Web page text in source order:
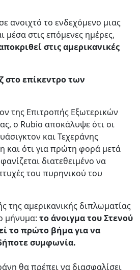
ανοιχτό το ενδεχόμενο μιας
στις επόμενες ημέρες,
στις αμερικανικές
στο επίκεντρο των
της Επιτροπής Εξωτερικών
ο Rubio αποκάλυψε ότι οι
και Τεχεράνης
και ότι για πρώτη φορά μετά
διατεθειμένο να
του πυρηνικού του
της αμερικανικής διπλωματίας
μήνυμα: το άνοιγμα του Στενού
το πρώτο βήμα για να
συμφωνία.
θα πρέπει να διασφαλίσει